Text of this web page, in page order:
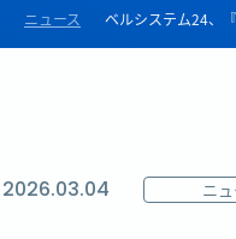
ニュース ベルシステム24、
2026.03.04 ニ